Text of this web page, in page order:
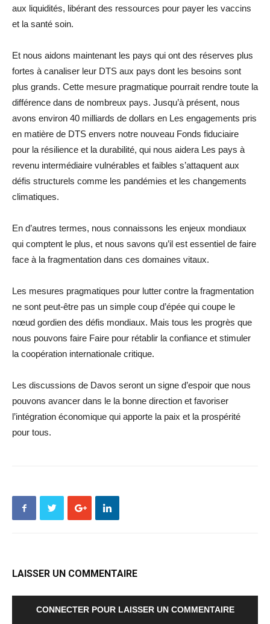
aux liquidités, libérant des ressources pour payer les vaccins
et la santé soin.
Et nous aidons maintenant les pays qui ont des réserves plus
fortes à canaliser leur DTS aux pays dont les besoins sont
plus grands. Cette mesure pragmatique pourrait rendre toute la
différence dans de nombreux pays. Jusqu’à présent, nous
avons environ 40 milliards de dollars en Les engagements pris
en matière de DTS envers notre nouveau Fonds fiduciaire
pour la résilience et la durabilité, qui nous aidera Les pays à
revenu intermédiaire vulnérables et faibles s’attaquent aux
défis structurels comme les pandémies et les changements
climatiques.
En d’autres termes, nous connaissons les enjeux mondiaux
qui comptent le plus, et nous savons qu’il est essentiel de faire
face à la fragmentation dans ces domaines vitaux.
Les mesures pragmatiques pour lutter contre la fragmentation
ne sont peut-être pas un simple coup d’épée qui coupe le
nœud gordien des défis mondiaux. Mais tous les progrès que
nous pouvons faire Faire pour rétablir la confiance et stimuler
la coopération internationale critique.
Les discussions de Davos seront un signe d’espoir que nous
pouvons avancer dans le la bonne direction et favoriser
l’intégration économique qui apporte la paix et la prospérité
pour tous.
LAISSER UN COMMENTAIRE
CONNECTER POUR LAISSER UN COMMENTAIRE